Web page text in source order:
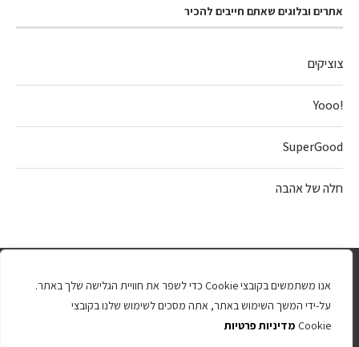
אנו משתמשים בקובצי Cookie כדי לשפר את חוויית הגלישה שלך באתר.
על-ידי המשך השימוש באתר, אתה מסכים לשימוש שלנו בקובצי
Cookie מדיניות פרטיות
אתרים ובלוגים שאתם חייבים להכיר
צוציקים
!Yooo
SuperGood
חלה של אהבה